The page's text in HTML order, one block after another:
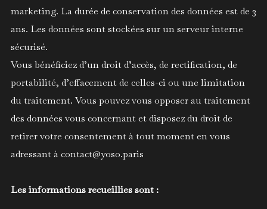
marketing. La durée de conservation des données est de 3
ans. Les données sont stockées sur un serveur interne
sécurisé.
Vous bénéficiez d’un droit d’accès, de rectification, de
portabilité, d’effacement de celles-ci ou une limitation
du traitement. Vous pouvez vous opposer au traitement
des données vous concernant et disposez du droit de
retirer votre consentement à tout moment en vous
adressant à contact@yoso.paris
Les informations recueillies sont :